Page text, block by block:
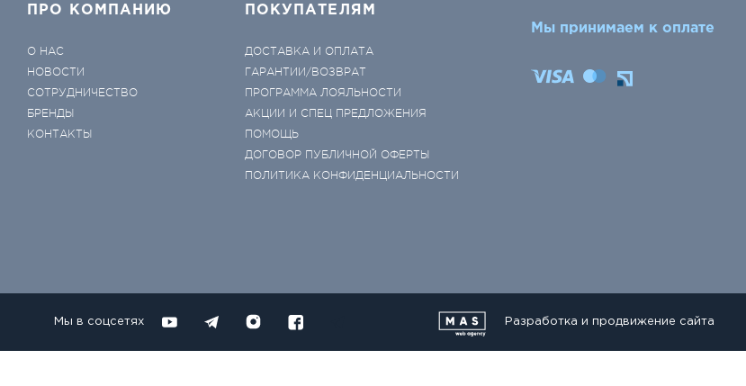
ПРО КОМПАНИЮ
О НАС
НОВОСТИ
СОТРУДНИЧЕСТВО
БРЕНДЫ
КОНТАКТЫ
ПОКУПАТЕЛЯМ
ДОСТАВКА И ОПЛАТА
ГАРАНТИИ/ВОЗВРАТ
ПРОГРАММА ЛОЯЛЬНОСТИ
АКЦИИ И СПЕЦ ПРЕДЛОЖЕНИЯ
ПОМОЩЬ
ДОГОВОР ПУБЛИЧНОЙ ОФЕРТЫ
ПОЛИТИКА КОНФИДЕНЦИАЛЬНОСТИ
Мы принимаем к оплате
Мы в соцсетях Разработка и продвижение сайта